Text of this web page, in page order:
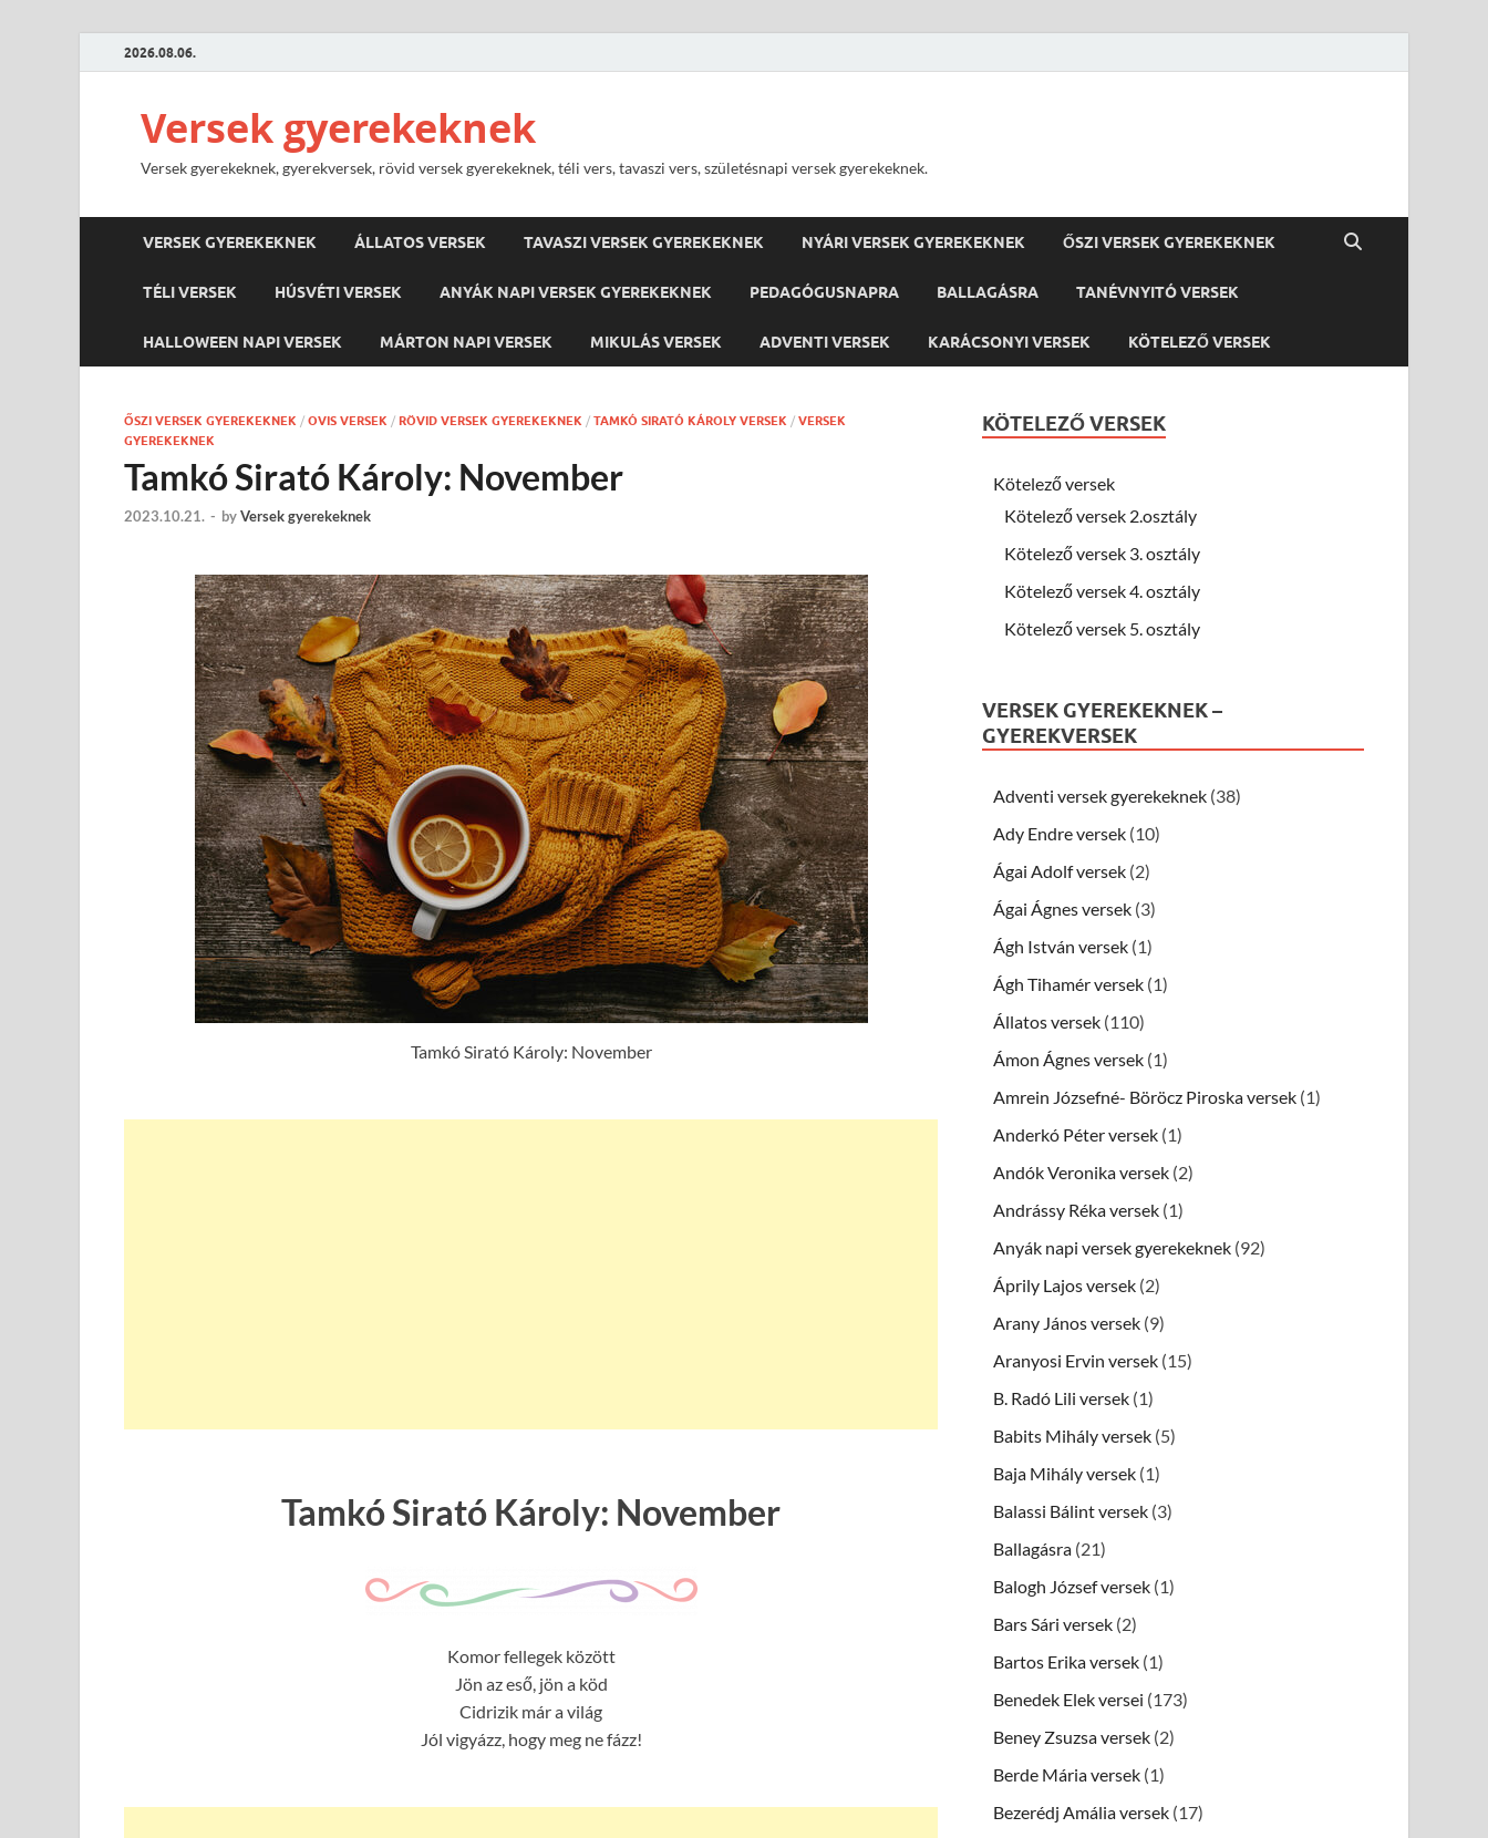
2026.08.06.
Versek gyerekeknek
Versek gyerekeknek, gyerekversek, rövid versek gyerekeknek, téli vers, tavaszi vers, születésnapi versek gyerekeknek.
VERSEK GYEREKEKNEK ÁLLATOS VERSEK TAVASZI VERSEK GYEREKEKNEK NYÁRI VERSEK GYEREKEKNEK ŐSZI VERSEK GYEREKEKNEK
TÉLI VERSEK HÚSVÉTI VERSEK ANYÁK NAPI VERSEK GYEREKEKNEK PEDAGÓGUSNAPRA BALLAGÁSRA TANÉVNYITÓ VERSEK
HALLOWEEN NAPI VERSEK MÁRTON NAPI VERSEK MIKULÁS VERSEK ADVENTI VERSEK KARÁCSONYI VERSEK KÖTELEZŐ VERSEK
ŐSZI VERSEK GYEREKEKNEK / OVIS VERSEK / RÖVID VERSEK GYEREKEKNEK / TAMKÓ SIRATÓ KÁROLY VERSEK / VERSEK
GYEREKEKNEK
Tamkó Sirató Károly: November
2023.10.21. - byVersek gyerekeknek
Tamkó Sirató Károly: November
Tamkó Sirató Károly: November
Komor fellegek között
Jön az eső, jön a köd
Cidrizik már a világ
Jól vigyázz, hogy meg ne fázz!
KÖTELEZŐ VERSEK
Kötelező versek
Kötelező versek 2.osztály
Kötelező versek 3. osztály
Kötelező versek 4. osztály
Kötelező versek 5. osztály
VERSEK GYEREKEKNEK –
GYEREKVERSEK
Adventi versek gyerekeknek (38)
Ady Endre versek (10)
Ágai Adolf versek (2)
Ágai Ágnes versek (3)
Ágh István versek (1)
Ágh Tihamér versek (1)
Állatos versek (110)
Ámon Ágnes versek (1)
Amrein Józsefné- Böröcz Piroska versek (1)
Anderkó Péter versek (1)
Andók Veronika versek (2)
Andrássy Réka versek (1)
Anyák napi versek gyerekeknek (92)
Áprily Lajos versek (2)
Arany János versek (9)
Aranyosi Ervin versek (15)
B. Radó Lili versek (1)
Babits Mihály versek (5)
Baja Mihály versek (1)
Balassi Bálint versek (3)
Ballagásra (21)
Balogh József versek (1)
Bars Sári versek (2)
Bartos Erika versek (1)
Benedek Elek versei (173)
Beney Zsuzsa versek (2)
Berde Mária versek (1)
Bezerédj Amália versek (17)